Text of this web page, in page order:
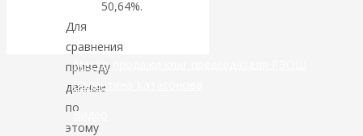
уже начался
50,64%.
Для
сравнения
приведу
данные
по
этому
Место продажи книг председателя РЭОШ
Валентина Катасонова
Видео